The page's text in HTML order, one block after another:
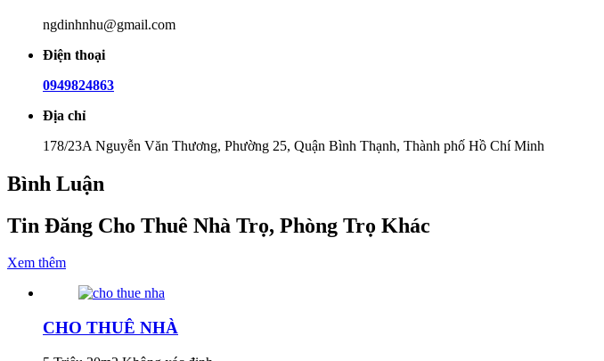
ngdinhnhu@gmail.com
Điện thoại
0949824863
Địa chỉ
178/23A Nguyễn Văn Thương, Phường 25, Quận Bình Thạnh, Thành phố Hồ Chí Minh
Bình Luận
Tin Đăng Cho Thuê Nhà Trọ, Phòng Trọ Khác
Xem thêm
CHO THUÊ NHÀ